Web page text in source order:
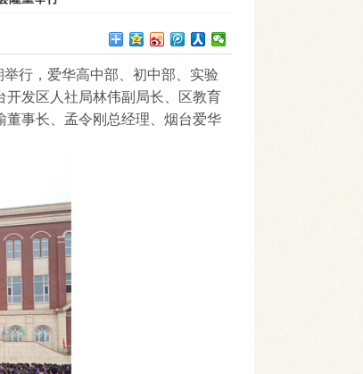
行，爱华高中部、初中部、实验
发区人社局林伟副局长、区教育
事长、孟令刚总经理、烟台爱华